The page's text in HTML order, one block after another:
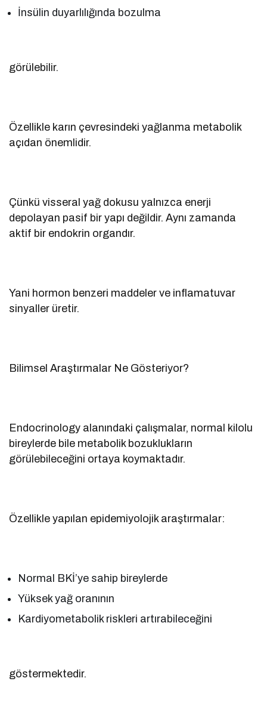
İnsülin duyarlılığında bozulma
görülebilir.
Özellikle karın çevresindeki yağlanma metabolik
açıdan önemlidir.
Çünkü visseral yağ dokusu yalnızca enerji
depolayan pasif bir yapı değildir. Aynı zamanda
aktif bir endokrin organdır.
Yani hormon benzeri maddeler ve inflamatuvar
sinyaller üretir.
Bilimsel Araştırmalar Ne Gösteriyor?
Endocrinology alanındaki çalışmalar, normal kilolu
bireylerde bile metabolik bozuklukların
görülebileceğini ortaya koymaktadır.
Özellikle yapılan epidemiyolojik araştırmalar:
Normal BKİ’ye sahip bireylerde
Yüksek yağ oranının
Kardiyometabolik riskleri artırabileceğini
göstermektedir.